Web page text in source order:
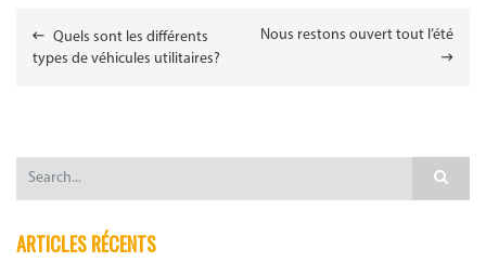
NAVIGATION
DE Quels sont les différents
types de véhicules utilitaires?
Nous restons ouvert tout l’été
ARTICLES RÉCENTS